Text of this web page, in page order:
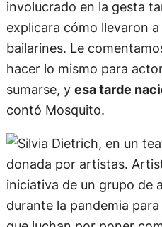
involucrado en la gesta
explicara cómo llevaron
bailarines. Le
hacer lo mismo para
sumarse, y esa tarde
contó Mosquito.